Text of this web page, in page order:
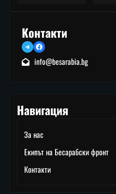
Контакти
TelegramFacebook
info@besarabia.bg
Навигация
За нас
Екипът на Бесарабски фронт
Контакти